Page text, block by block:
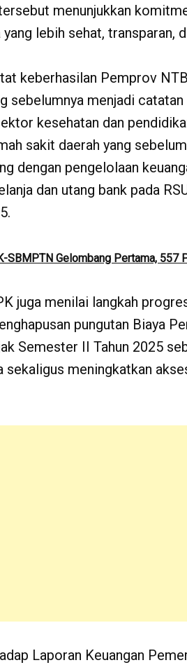
menunjukkan
lebih sehat, transparan,
keberhasilan Pemprov
sebelumnya menjadi
kesehatan dan
sakit daerah yang
dengan pengelolaan
dan utang bank pada
SBMPTN Gelombang Pertama, 557
juga menilai langkah
pungutan Biaya
Semester II Tahun 2025
meningkatkan
Laporan Keuangan